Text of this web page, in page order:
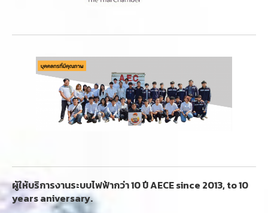
ผู้ให้บริการงานระบบไฟฟ้ากว่า 10 ปี AECE since 2013, to 10
years aniversary.